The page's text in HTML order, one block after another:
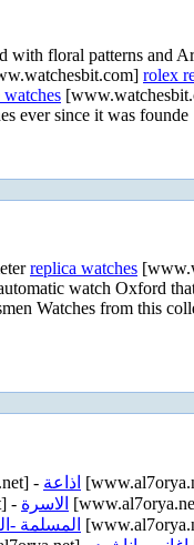
with floral patterns and
rolex
watches
ever since it was founde
replica watches
watch Oxford
Watches from this
- اذاعة
- الاسرة
المسلمة -